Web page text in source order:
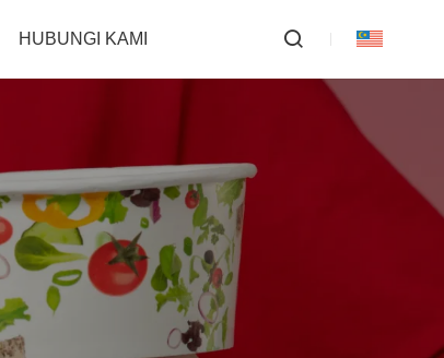
HUBUNGI KAMI